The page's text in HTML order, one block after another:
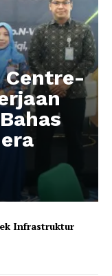
Centre-
Infrastruktur